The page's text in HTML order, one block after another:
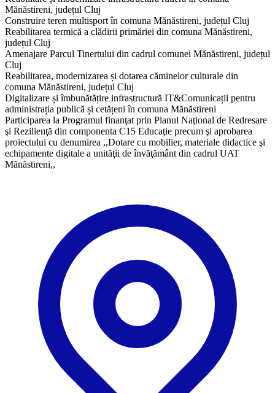
Mănăstireni, județul Cluj
Construire teren multisport în comuna Mănăstireni, județul Cluj
Reabilitarea termică a clădirii primăriei din comuna Mănăstireni,
județul Cluj
Amenajare Parcul Tinertului din cadrul comunei Mănăstireni, județul
Cluj
Reabilitarea, modernizarea și dotarea căminelor culturale din
comuna Mănăstireni, județul Cluj
Digitalizare și îmbunătățire infrastructură IT&Comunicații pentru
administrația publică și cetățeni în comuna Mănăstireni
​Participarea la Programul finanţat prin Planul Naţional de Redresare
şi Rezilienţă din componenta C15 Educaţie precum şi aprobarea
proiectului cu denumirea ,,Dotare cu mobilier, materiale didactice şi
echipamente digitale a unităţii de învăţământ din cadrul UAT
Mănăstireni,,